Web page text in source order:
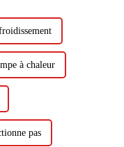
à chaleur
pas